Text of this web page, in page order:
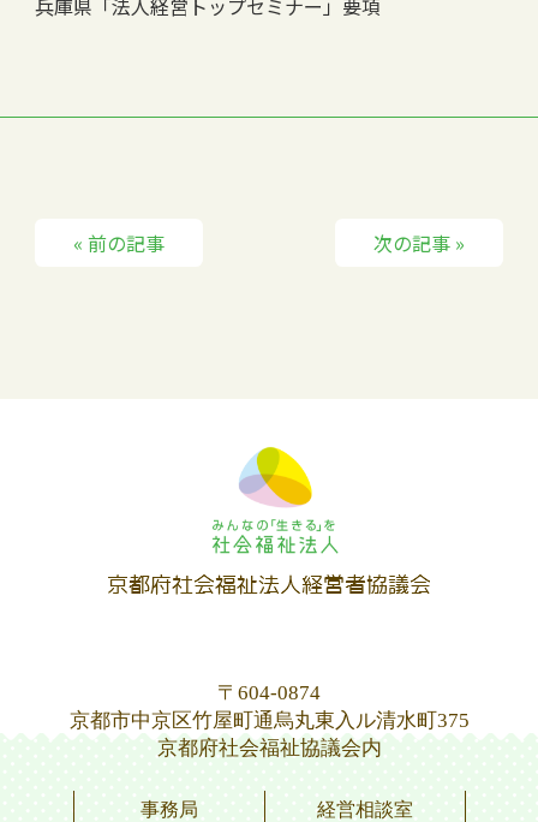
兵庫県「法人経営トップセミナー」要項
« 前の記事 次の記事 »
〒604-0874
京都市中京区竹屋町通烏丸東入ル清水町375
京都府社会福祉協議会内
事務局 経営相談室